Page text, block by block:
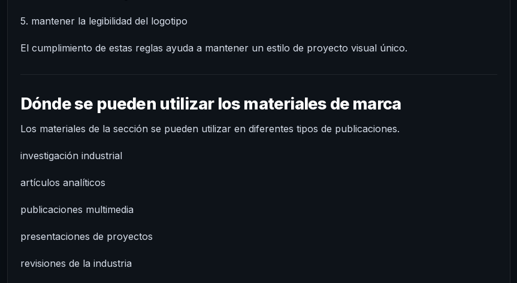
5. mantener la legibilidad del logotipo
El cumplimiento de estas reglas ayuda a mantener un estilo de proyecto visual único.
Dónde se pueden utilizar los materiales de marca
Los materiales de la sección se pueden utilizar en diferentes tipos de publicaciones.
investigación industrial
artículos analíticos
publicaciones multimedia
presentaciones de proyectos
revisiones de la industria